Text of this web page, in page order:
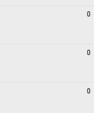
0
0
0